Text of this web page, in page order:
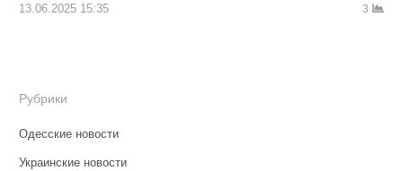
13.06.2025 15:35 3
Рубрики
Одесские новости
Украинские новости